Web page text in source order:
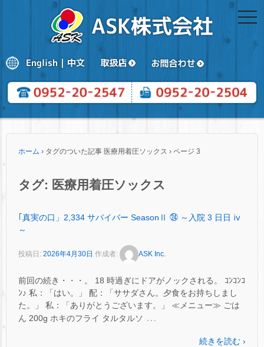
ホーム › タグのついた記事 医療用着圧ソックス › ページ 3
タグ: 医療用着圧ソックス
｢真実の口」2,334 サバイバー SeasonⅡ ㉔ ～入院 3 日日 ⅳ
～
投稿日: 2026年4月30日 作成者: ASK Inc.
前回の続き・・・。 18 時過ぎにドアがノックされる。 ｺﾝｺﾝｺ
ﾝ♪ 私：「はい。」 配：「ササダさん。夕食をお持ちしまし
た。」 私：「ありがとうございます。」 ≪メニュー≫ ごは
ん 200g ホキのフライ タルタルソ …
続きを読む ›